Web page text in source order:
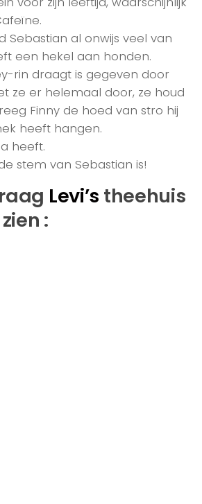
Sebastian al onwijs veel van
een hekel aan honden.
rin draagt is gegeven door
ze er helemaal door, ze houd
Finny de hoed van stro hij
heeft hangen.
heeft.
stem van Sebastian is!
Levi’s theehuis
: